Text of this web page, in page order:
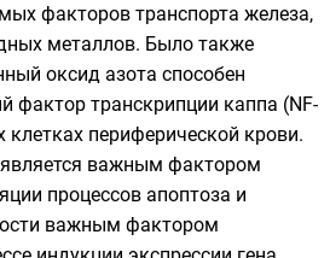
факторов транспорта железа,
металлов. Было также
оксид азота способен
фактор транскрипции каппа (NF-
периферической крови.
является важным фактором
процессов апоптоза и
важным фактором